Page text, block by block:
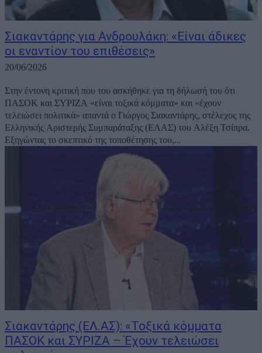
Σιακαντάρης για Ανδρουλάκη: «Είναι άδικες
οι εναντίον του επιθέσεις»
20/06/2026
Στην έντονη κριτική που του ασκήθηκε για τη δήλωσή του ότι
ΠΑΣΟΚ και ΣΥΡΙΖΑ «είναι τοξικά κόμματα» και «έχουν
τελειώσει πολιτικά» απαντά ο Γιώργος Σιακαντάρης, στέλεχος της
Ελληνικής Αριστερής Συμπαράταξης (ΕΛΑΣ) του Αλέξη Τσίπρα.
Εξηγώντας το σκεπτικό της τοποθέτησης του,...
Σιακαντάρης (ΕΛ.ΑΣ): «Τοξικά κόμματα
ΠΑΣΟΚ και ΣΥΡΙΖΑ – Έχουν τελειώσει